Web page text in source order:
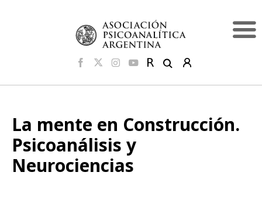
La mente en Construcción.
Psicoanálisis y
Neurociencias